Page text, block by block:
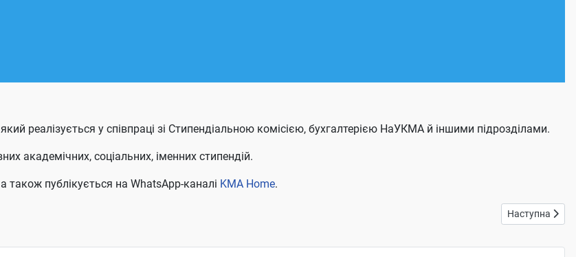
реалізується у співпраці зі Стипендіальною комісією, бухгалтерією НаУКМА й іншими підрозділами.
академічних, соціальних, іменних стипендій.
також публікується на WhatsApp-каналі KMA Home.
Наступна
Наступна